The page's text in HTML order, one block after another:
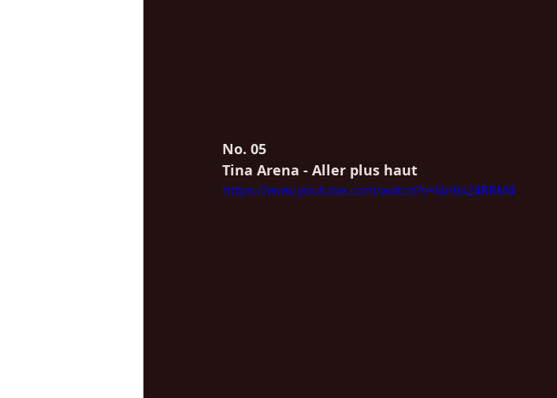
No. 05
Tina Arena - Aller plus haut
https://www.youtube.com/watch?v=l4n6x24RRM4